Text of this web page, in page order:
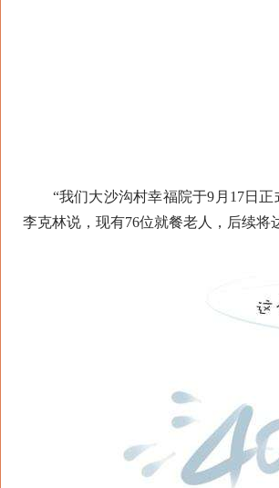
“我们大沙沟村幸福院于9月17日正
李克林说，现有76位就餐老人，后续将